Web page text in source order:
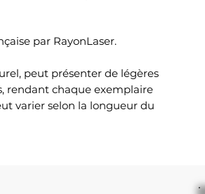
par RayonLaser.
peut présenter de légères
rendant chaque exemplaire
varier selon la longueur du